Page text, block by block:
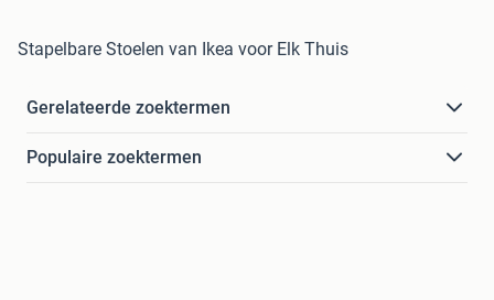
Stapelbare Stoelen van Ikea voor Elk Thuis
Gerelateerde zoektermen
Populaire zoektermen